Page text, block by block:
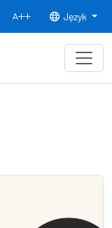
Normalny rozmiar czcionki
Rozmiar czcionki 150% Rozmiar
Język